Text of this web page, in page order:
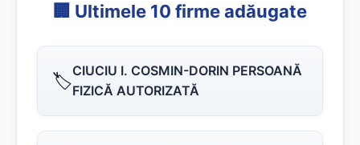
🏢 Ultimele 10 firme adăugate
🏷️CIUCIU I. COSMIN-DORIN PERSOANĂ
FIZICĂ AUTORIZATĂ